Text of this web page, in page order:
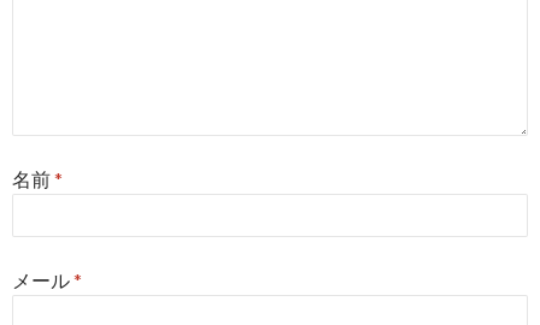
名前*
メール*